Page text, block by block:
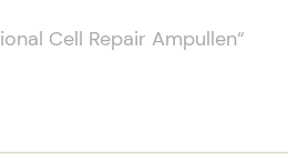
Cell Repair Ampullen“